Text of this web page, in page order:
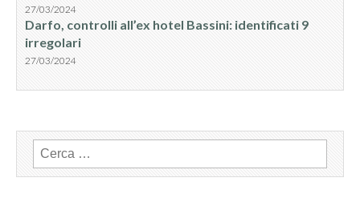
27/03/2024
Darfo, controlli all’ex hotel Bassini: identificati 9
irregolari
27/03/2024
Ricerca
per: